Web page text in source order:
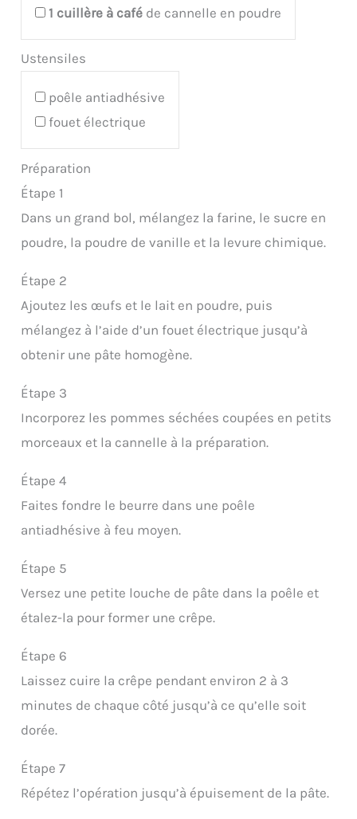
1 cuillère à café de cannelle en poudre
Ustensiles
poêle antiadhésive
fouet électrique
Préparation
Étape 1
Dans un grand bol, mélangez la farine, le sucre en
poudre, la poudre de vanille et la levure chimique.
Étape 2
Ajoutez les œufs et le lait en poudre, puis
mélangez à l’aide d’un fouet électrique jusqu’à
obtenir une pâte homogène.
Étape 3
Incorporez les pommes séchées coupées en petits
morceaux et la cannelle à la préparation.
Étape 4
Faites fondre le beurre dans une poêle
antiadhésive à feu moyen.
Étape 5
Versez une petite louche de pâte dans la poêle et
étalez-la pour former une crêpe.
Étape 6
Laissez cuire la crêpe pendant environ 2 à 3
minutes de chaque côté jusqu’à ce qu’elle soit
dorée.
Étape 7
Répétez l’opération jusqu’à épuisement de la pâte.